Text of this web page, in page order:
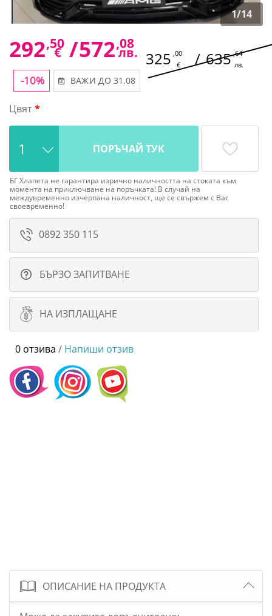
1/14
292,50
€/572,08
лв. 325 ,00
€
/635 ,64
лв.
-10% ВАЖИ ДО 31.08
Цвят
ПОРЪЧАЙ ТУК
БГ Хлапета не гарантира изрично наличността на стоката към
момента на приключване на поръчката! В случай на
междувременно изчерпана наличност, ще се свържем с Вас
своевременно!
0892 350 115
БЪРЗО ЗАПИТВАНЕ
НА ИЗПЛАЩАНЕ
0 отзива / Напиши отзив
ОПИСАНИЕ НА ПРОДУКТА